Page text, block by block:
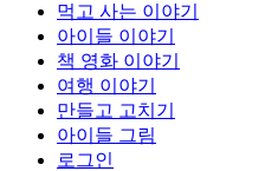
먹고 사는 이야기
아이들 이야기
책 영화 이야기
여행 이야기
만들고 고치기
아이들 그림
로그인